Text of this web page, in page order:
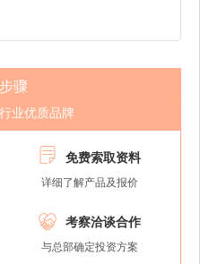
骤
业优质品牌
 免费索取资料
详细了解产品及报价
 考察洽谈合作
与总部确定投资方案